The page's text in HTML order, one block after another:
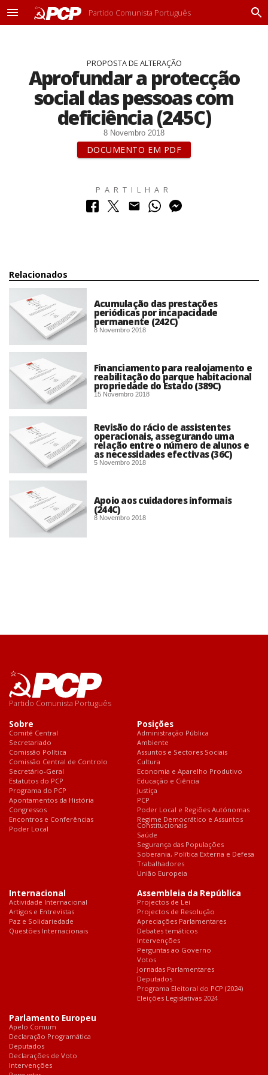
M
Partido Comunista Português
P
PROPOSTA DE ALTERAÇÃO
Aprofundar a protecção
social das pessoas com
deficiência (245C)
8 Novembro 2018
DOCUMENTO EM PDF
PARTILHAR
Relacionados
Acumulação das prestações
periódicas por incapacidade
permanente (242C)
8 Novembro 2018
Financiamento para realojamento e
reabilitação do parque habitacional
propriedade do Estado (389C)
15 Novembro 2018
Revisão do rácio de assistentes
operacionais, assegurando uma
relação entre o número de alunos e
as necessidades efectivas (36C)
5 Novembro 2018
Apoio aos cuidadores informais
(244C)
8 Novembro 2018
Partido Comunista Português
Sobre
Comité Central
Secretariado
Comissão Política
Comissão Central de Controlo
Secretário-Geral
Estatutos do PCP
Programa do PCP
Apontamentos da História
Congressos
Encontros e Conferências
Poder Local
Posições
Administração Pública
Ambiente
Assuntos e Sectores Sociais
Cultura
Economia e Aparelho Produtivo
Educação e Ciência
Justiça
PCP
Poder Local e Regiões Autónomas
Regime Democrático e Assuntos
Constitucionais
Saúde
Segurança das Populações
Soberania, Política Externa e Defesa
Trabalhadores
União Europeia
Internacional
Actividade Internacional
Artigos e Entrevistas
Paz e Solidariedade
Questões Internacionais
Assembleia da República
Projectos de Lei
Projectos de Resolução
Apreciações Parlamentares
Debates temáticos
Intervenções
Perguntas ao Governo
Votos
Jornadas Parlamentares
Deputados
Programa Eleitoral do PCP (2024)
Eleições Legislativas 2024
Parlamento Europeu
Apelo Comum
Declaração Programática
Deputados
Declarações de Voto
Intervenções